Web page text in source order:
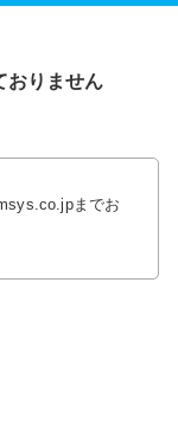
おりません
までお